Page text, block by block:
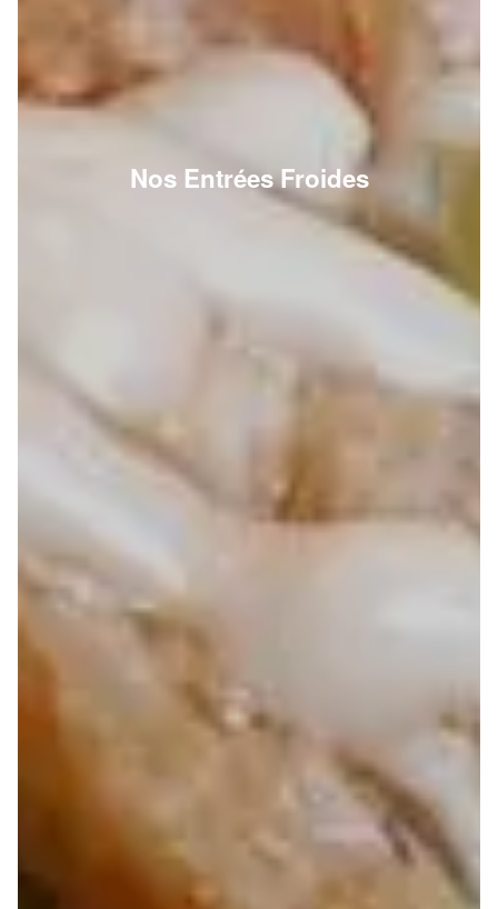
Nos Entrées Froides